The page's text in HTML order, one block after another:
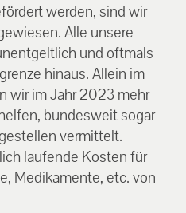
werden, sind wir
Alle unsere
und oftmals
hinaus. Allein im
wir im Jahr 2023 mehr
bundesweit sogar
vermittelt.
laufende Kosten für
Medikamente, etc. von